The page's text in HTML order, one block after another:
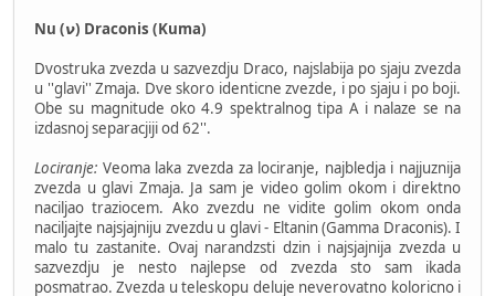
Nu (𝞶) Draconis (Kuma)
Dvostruka zvezda u sazvezdju Draco, najslabija po sjaju zvezda
u ''glavi'' Zmaja. Dve skoro identicne zvezde, i po sjaju i po boji.
Obe su magnitude oko 4.9 spektralnog tipa A i nalaze se na
izdasnoj separacjiji od 62''.
Lociranje: Veoma laka zvezda za lociranje, najbledja i najjuznija
zvezda u glavi Zmaja. Ja sam je video golim okom i direktno
naciljao traziocem. Ako zvezdu ne vidite golim okom onda
naciljajte najsjajniju zvezdu u glavi - Eltanin (Gamma Draconis). I
malo tu zastanite. Ovaj narandzsti dzin i najsjajnija zvezda u
sazvezdju je nesto najlepse od zvezda sto sam ikada
posmatrao. Zvezda u teleskopu deluje neverovatno koloricno i